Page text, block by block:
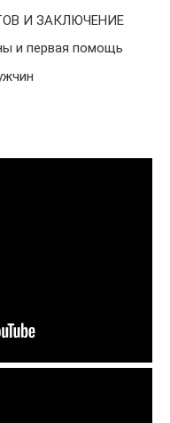
И ЗАКЛЮЧЕНИЕ
и первая помощь